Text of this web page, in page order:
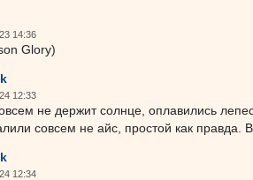
14:36
Glory)
12:33
не держит солнце, оплавились
совсем не айс, простой как правда.
12:34